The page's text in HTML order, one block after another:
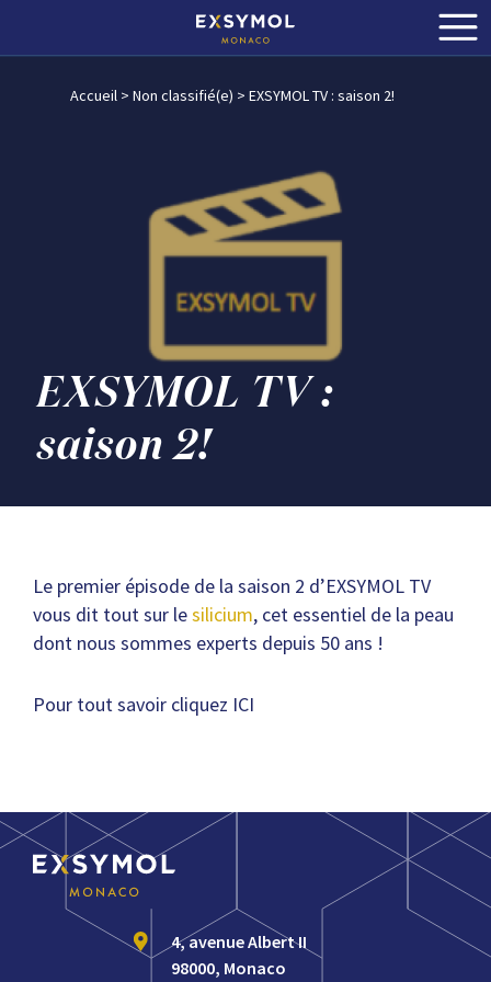
Accueil> Non classifié(e) > EXSYMOL TV : saison 2!
EXSYMOL TV :
saison 2!
Le premier épisode de la saison 2 d’EXSYMOL TV
vous dit tout sur lesilicium, cet essentiel de la peau
dont nous sommes experts depuis 50 ans !
Pour tout savoir cliquez ICI
4, avenue Albert II
98000, Monaco